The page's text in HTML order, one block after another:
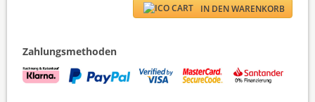
IN DEN WARENKORB
Zahlungsmethoden